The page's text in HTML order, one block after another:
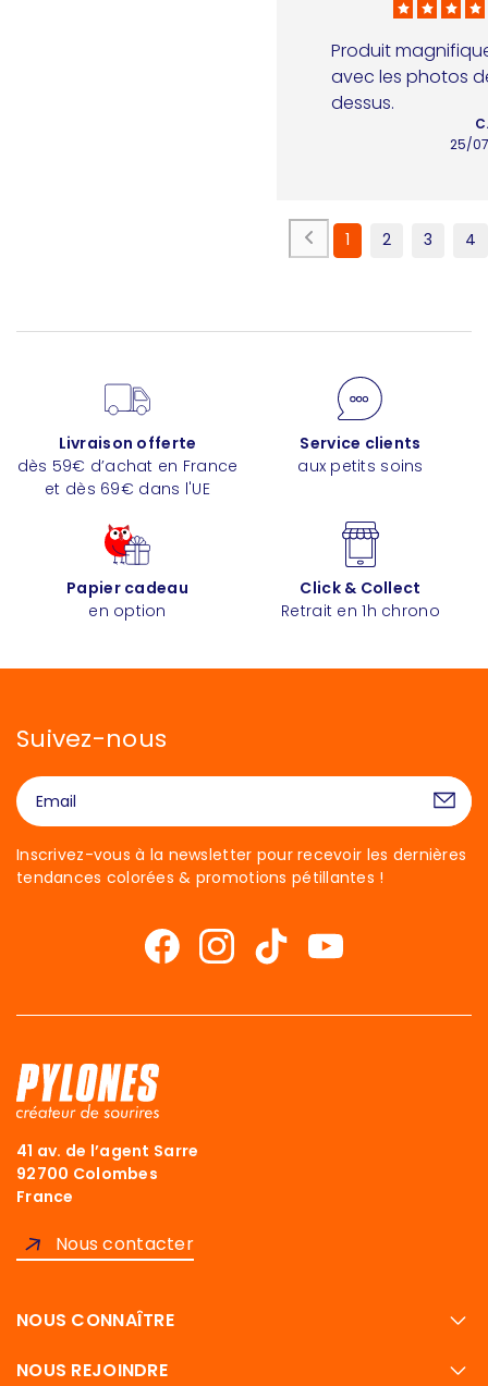
Produit
avec les photos
dessus.
25/
1 2 3 4
Livraison offerte
dès 59€ d’achat en France
et dès 69€ dans l'UE
Service clients
aux petits soins
Papier cadeau
en option
Click & Collect
Retrait en 1h chrono
Suivez-nous
Inscrivez-vous à la newsletter pour recevoir les dernières
tendances colorées & promotions pétillantes !
41 av. de l’agent Sarre
92700 Colombes
France
Nous contacter
NOUS CONNAÎTRE
NOUS REJOINDRE